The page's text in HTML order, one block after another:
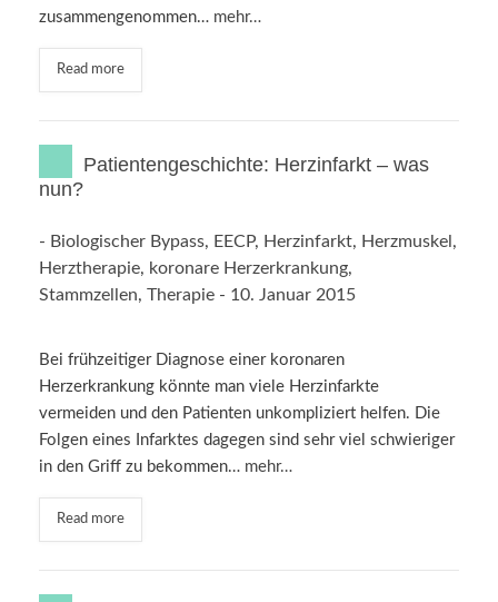
zusammengenommen… mehr…
Read more
Patientengeschichte: Herzinfarkt – was
nun?
- Biologischer Bypass, EECP, Herzinfarkt, Herzmuskel ,
Herztherapie, koronare Herzerkrankung,
Stammzellen, Therapie - 10. Januar 2015
Bei frühzeitiger Diagnose einer koronaren
Herzerkrankung könnte man viele Herzinfarkte
vermeiden und den Patienten unkompliziert helfen. Die
Folgen eines Infarktes dagegen sind sehr viel schwieriger
in den Griff zu bekommen… mehr…
Read more